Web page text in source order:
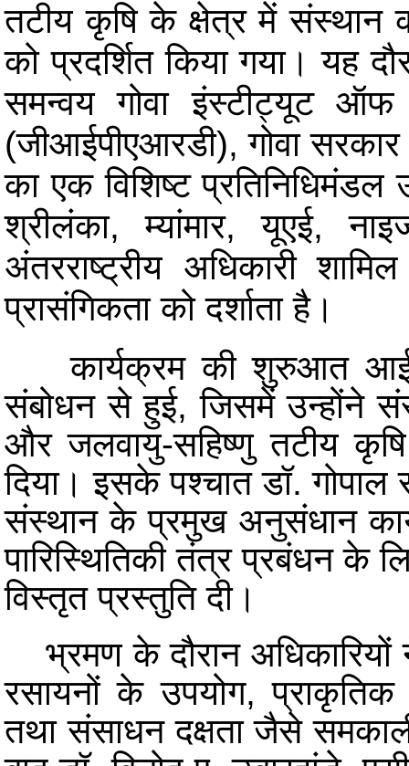
तटीय कृषि के क्षेत्र में संस्थान
को प्रदर्शित किया गया। यह
समन्वय गोवा इंस्टीट्यूट
(जीआईपीएआरडी), गोवा सरकार
का एक विशिष्ट
श्रीलंका, म्यांमार, यूएई,
अंतरराष्ट्रीय अधिकारी
प्रासंगिकता को दर्शाता है।
कार्यक्रम की शुरुआत
संबोधन से हुई, जिसमें उन्होंने
और जलवायु-सहिष्णु तटीय
दिया। इसके पश्चात डॉ. गोपाल
संस्थान के प्रमुख अनुसंधान
पारिस्थितिकी तंत्र प्रबंधन के
विस्तृत प्रस्तुति दी।
भ्रमण के दौरान अधिकारियों
रसायनों के उपयोग,
तथा संसाधन दक्षता जैसे